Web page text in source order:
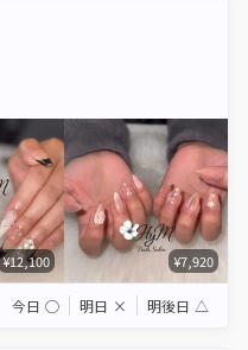
¥12,100 ¥7,920
今日 ◯ 明日 × 明後日 △